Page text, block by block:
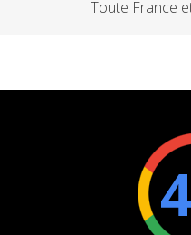
Toute France